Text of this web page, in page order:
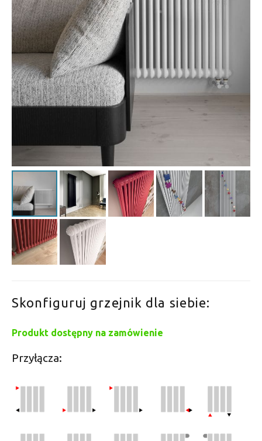
Skonfiguruj grzejnik dla siebie:
Produkt dostępny na zamówienie
Przyłącza: